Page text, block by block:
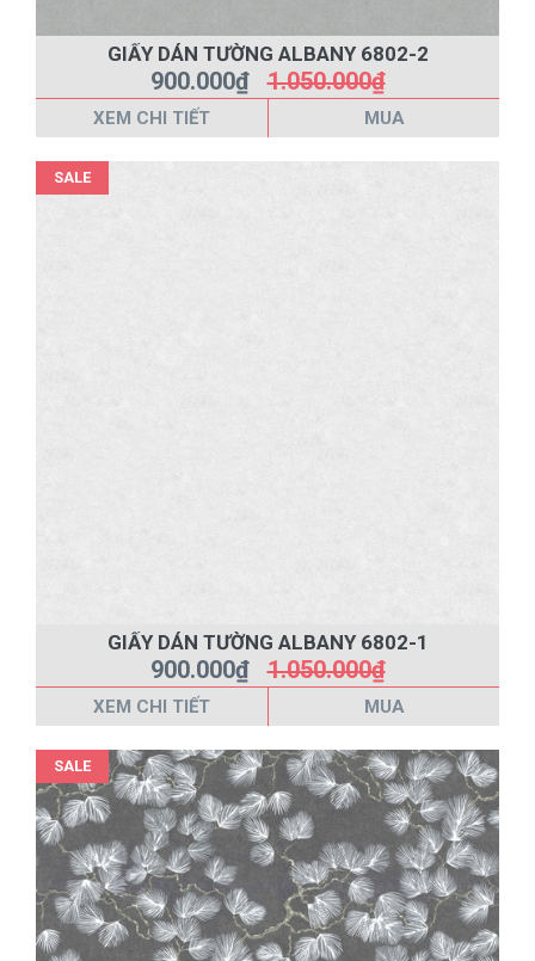
GIẤY DÁN TƯỜNG ALBANY 6802-2
900.000₫1.050.000₫
XEM CHI TIẾT MUA
SALE
GIẤY DÁN TƯỜNG ALBANY 6802-1
900.000₫1.050.000₫
XEM CHI TIẾT MUA
SALE